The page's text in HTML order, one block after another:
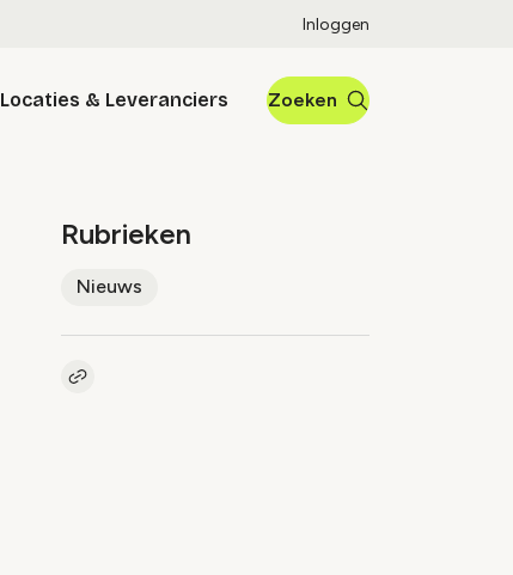
Inloggen
Locaties & Leveranciers Zoeken
Rubrieken
Nieuws
Kopieer link naar artikel